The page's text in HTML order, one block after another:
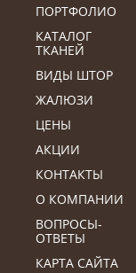
ПОРТФОЛИО
КАТАЛОГ
ТКАНЕЙ
ВИДЫ ШТОР
ЖАЛЮЗИ
ЦЕНЫ
АКЦИИ
КОНТАКТЫ
О КОМПАНИИ
ВОПРОСЫ-
ОТВЕТЫ
КАРТА САЙТА